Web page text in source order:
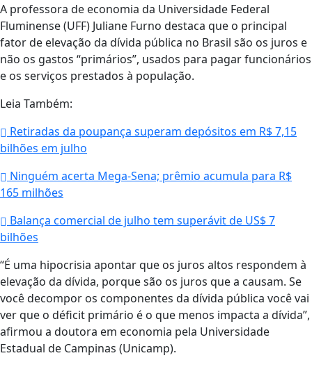
A professora de economia da Universidade Federal
Fluminense (UFF) Juliane Furno destaca que o principal
fator de elevação da dívida pública no Brasil são os juros e
não os gastos “primários”, usados para pagar funcionários
e os serviços prestados à população.
Leia Também:
Retiradas da poupança superam depósitos em R$ 7,15
bilhões em julho
Ninguém acerta Mega-Sena; prêmio acumula para R$
165 milhões
Balança comercial de julho tem superávit de US$ 7
bilhões
“É uma hipocrisia apontar que os juros altos respondem à
elevação da dívida, porque são os juros que a causam. Se
você decompor os componentes da dívida pública você vai
ver que o déficit primário é o que menos impacta a dívida”,
afirmou a doutora em economia pela Universidade
Estadual de Campinas (Unicamp).